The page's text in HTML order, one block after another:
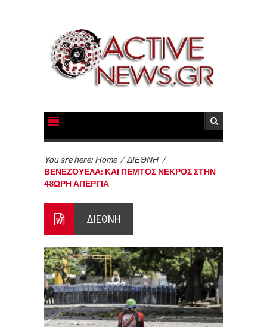
You are here: Home /ΔΙΕΘΝΗ /
ΒΕΝΕΖΟΥΕΛΑ: ΚΑΙ ΠΕΜΤΟΣ ΝΕΚΡΟΣ ΣΤΗΝ
48ΩΡΗ ΑΠΕΡΓΙΑ
ΔΙΕΘΝΗ